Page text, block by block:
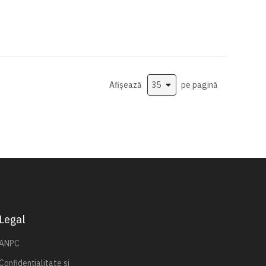
Afișează
pe pagină
Legal
Confidențialitate și